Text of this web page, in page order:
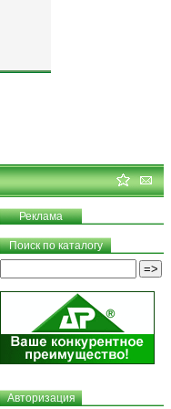
Реклама
Поиск по каталогу
Авторизация